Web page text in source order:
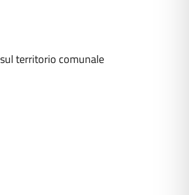
territorio comunale